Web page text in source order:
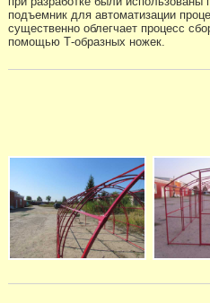
подъемник для автоматизации
существенно облегчает процесс
помощью Т-образных ножек.